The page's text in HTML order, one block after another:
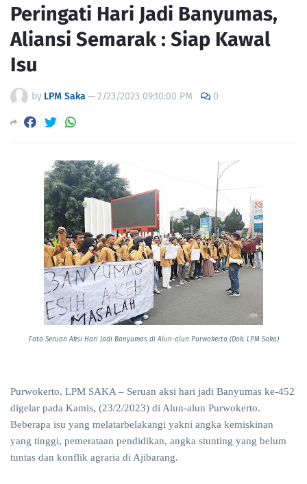
Peringati Hari Jadi Banyumas,
Aliansi Semarak : Siap Kawal
Isu
by LPM Saka —2/23/2023 09:10:00 PM 0
Foto Seruan Aksi Hari Jadi Banyumas di Alun-alun Purwokerto (Dok. LPM Saka)
Purwokerto, LPM SAKA – Seruan aksi hari jadi Banyumas ke-452
digelar pada Kamis, (23/2/2023) di Alun-alun Purwokerto.
Beberapa isu yang melatarbelakangi yakni angka kemiskinan
yang tinggi, pemerataan pendidikan, angka stunting yang belum
tuntas dan konflik agraria di Ajibarang.